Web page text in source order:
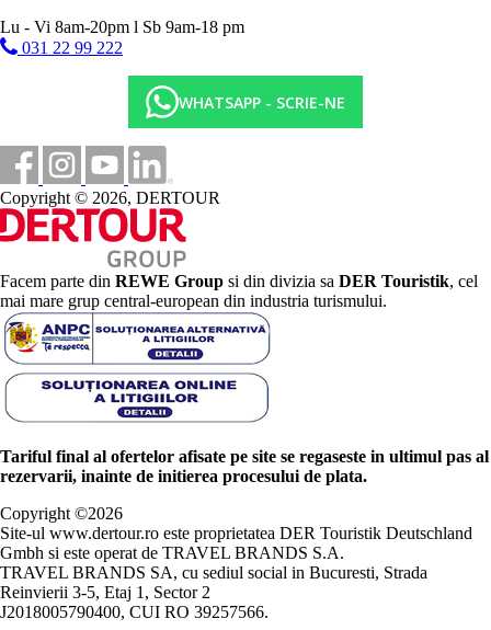
Lu - Vi 8am-20pm l Sb 9am-18 pm
031 22 99 222
WHATSAPP - SCRIE-NE
Copyright © 2026, DERTOUR
Facem parte din REWE Group si din divizia sa DER Touristik, cel
mai mare grup central-european din industria turismului.
Tariful final al ofertelor afisate pe site se regaseste in ultimul pas al
rezervarii, inainte de initierea procesului de plata.
Copyright ©2026
Site-ul www.dertour.ro este proprietatea DER Touristik Deutschland
Gmbh si este operat de TRAVEL BRANDS S.A.
TRAVEL BRANDS SA, cu sediul social in Bucuresti, Strada
Reinvierii 3-5, Etaj 1, Sector 2
J2018005790400, CUI RO 39257566.